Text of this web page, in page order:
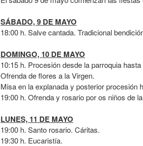
SÁBADO, 9 DE MAYO
18:00 h. Salve cantada. Tradicional
DOMINGO, 10 DE MAYO
10:15 h. Procesión desde la parroquia
Ofrenda de flores a la Virgen.
Misa en la explanada y posterior procesión
19:00 h. Ofrenda y rosario por os niños de
LUNES, 11 DE MAYO
19:00 h. Santo rosario. Cáritas.
19:30 h. Eucaristía.